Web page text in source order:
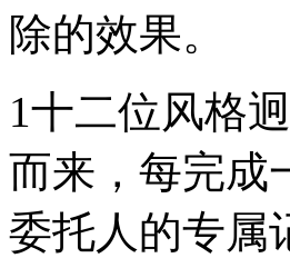
除的效果。
1十二位风格
而来，每完成
委托人的专属